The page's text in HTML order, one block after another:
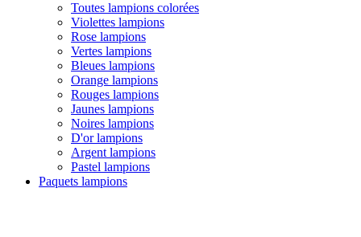
Toutes lampions colorées
Violettes lampions
Rose lampions
Vertes lampions
Bleues lampions
Orange lampions
Rouges lampions
Jaunes lampions
Noires lampions
D'or lampions
Argent lampions
Pastel lampions
Paquets lampions